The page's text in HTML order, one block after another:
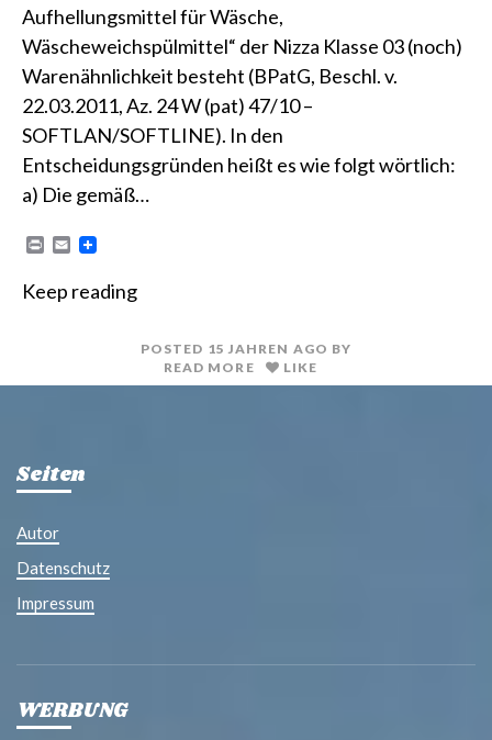
Aufhellungsmittel für Wäsche,
Wäscheweichspülmittel“ der Nizza Klasse 03 (noch)
Warenähnlichkeit besteht (BPatG, Beschl. v.
22.03.2011, Az. 24 W (pat) 47/10 –
SOFTLAN/SOFTLINE). In den
Entscheidungsgründen heißt es wie folgt wörtlich:
a) Die gemäß…
n
E
i
Keep reading
POSTED 15 JAHREN AGO BY
READ MORE
LIKE
Seiten
Autor
Datenschutz
Impressum
WERBUNG